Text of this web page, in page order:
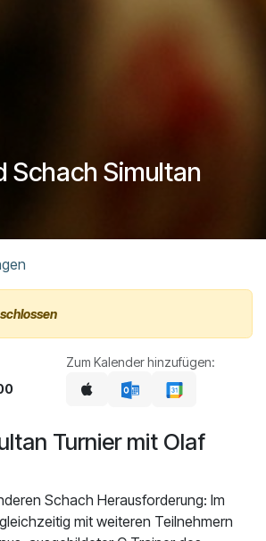
Schach Simultan
Zum Kalender hinzufügen:
Turnier mit Olaf
Schach Herausforderung: Im
mit weiteren Teilnehmern